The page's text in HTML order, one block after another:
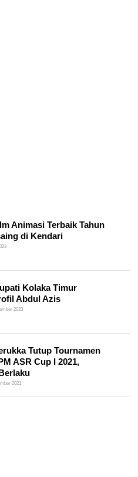
Animasi Terbaik Tahun
di Kendari
Kolaka Timur
Abdul Azis
2023
Tutup Tournamen
ASR Cup I 2021,
2021